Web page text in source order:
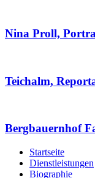
Nina Proll,
Teichalm,
Bergbauernhof
Startseite
Dienstleistungen
Biographie